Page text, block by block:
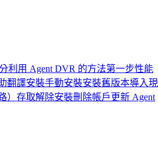
利用 Agent DVR 的方法第一步性能
翻譯安裝手動安裝安裝舊版本導入現
）存取解除安裝刪除帳戶 更新 Agent